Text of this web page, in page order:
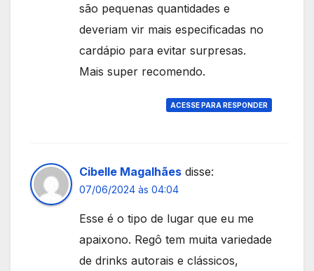
são pequenas quantidades e
deveriam vir mais especificadas no
cardápio para evitar surpresas.
Mais super recomendo.
ACESSE PARA RESPONDER
Cibelle Magalhães disse:
07/06/2024 às 04:04
Esse é o tipo de lugar que eu me
apaixono. Regô tem muita variedade
de drinks autorais e clássicos,